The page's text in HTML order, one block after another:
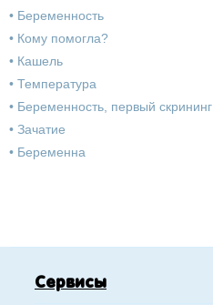
• Беременность
• Кому помогла?
• Кашель
• Температура
• Беременность, первый скрининг
• Зачатие
• Беременна
Сервисы